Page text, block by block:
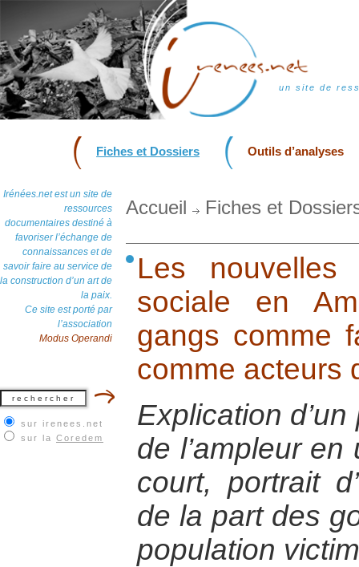
un site de
Fiches et Dossiers Outils d’analyses
Irénées.net est un site de
ressources
documentaires destiné à
favoriser l’échange de
connaissances et de
savoir faire au service de
la construction d’un art de
la paix.
Ce site est porté par
l’association
Modus Operandi
sur irenees.net
sur la Coredem
Accueil Fiches et
Les
sociale en
gangs comme
comme acteurs
Explication
de l’ampleur
court, portrait
de la part des
population